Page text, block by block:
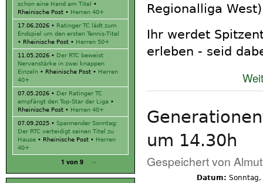
schon eine Hand am Titel
•
Rheinische Post • Herren 40+
17.06.2026 • Ratinger TC lädt zum
Endspiel um den ersten Tennis-Titel
• Rheinische Post • Herren 50+
11.05.2026 • Der RTC beweist
Nervenstärke in zwei knappen
Einzeln • Rheinische Post • Herren
40+
07.05.2026 • Der Ratinger TC
empfängt den Top-Star der Liga •
Rheinische Post • Herren 40+
07.09.2025 • Spannender Sonntag:
Der RTC verteidigt seinen Titel zu
Hause • Rheinische Post • Herren
40+
1 von 9 -›
Regionalliga West)
Ihr werdet
erleben - seid
um 14.30h
Gespeichert von
Datum: